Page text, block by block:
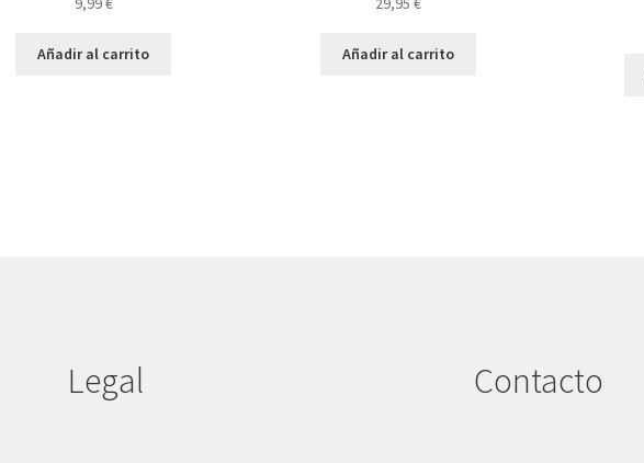
Añadir al carrito Añadir al carrito
Legal Contacto